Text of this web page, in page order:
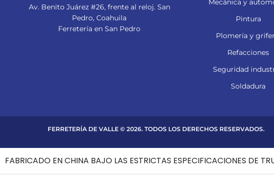
Av. Benito Juárez #26, frente al reloj. San
Pedro, Coahuila
Ferretería en San Pedro
Mecánica y
Pintura
Plomería y
Refacciones
Seguridad
Soldadura
FERRETERÍA DE VALLE © 2026. TODOS LOS DERECHOS RESERVADOS.
FABRICADO EN CHINA BAJO LAS ESTRICTAS ESPECIFICACIONES DE